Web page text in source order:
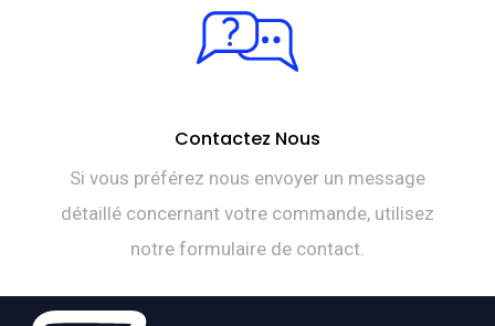
Contactez Nous
Si vous préférez nous envoyer un message
détaillé concernant votre commande, utilisez
notre formulaire de contact.